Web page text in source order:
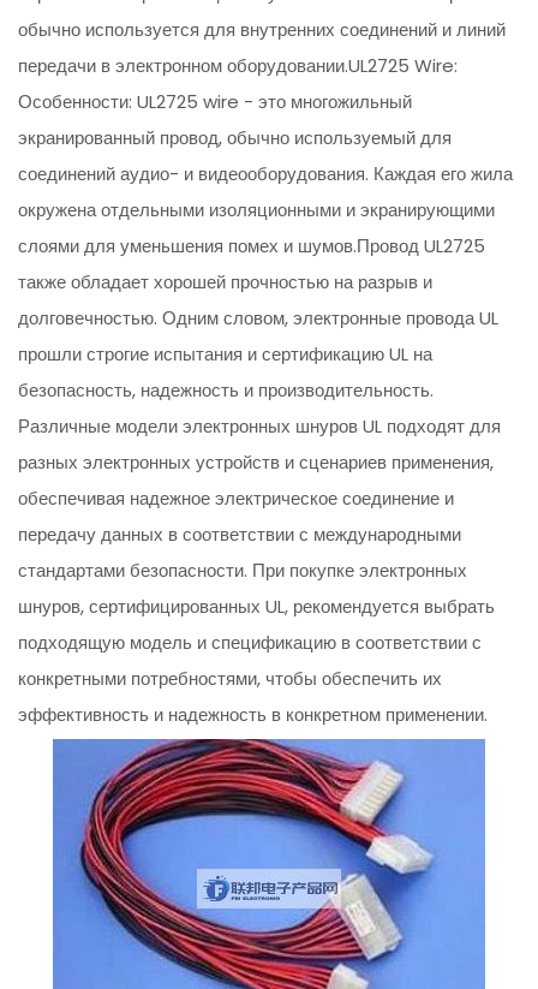
обычно используется для внутренних соединений и линий
передачи в электронном оборудовании.UL2725 Wire:
Особенности: UL2725 wire - это многожильный
экранированный провод, обычно используемый для
соединений аудио- и видеооборудования. Каждая его жила
окружена отдельными изоляционными и экранирующими
слоями для уменьшения помех и шумов.Провод UL2725
также обладает хорошей прочностью на разрыв и
долговечностью. Одним словом, электронные провода UL
прошли строгие испытания и сертификацию UL на
безопасность, надежность и производительность.
Различные модели электронных шнуров UL подходят для
разных электронных устройств и сценариев применения,
обеспечивая надежное электрическое соединение и
передачу данных в соответствии с международными
стандартами безопасности. При покупке электронных
шнуров, сертифицированных UL, рекомендуется выбрать
подходящую модель и спецификацию в соответствии с
конкретными потребностями, чтобы обеспечить их
эффективность и надежность в конкретном применении.